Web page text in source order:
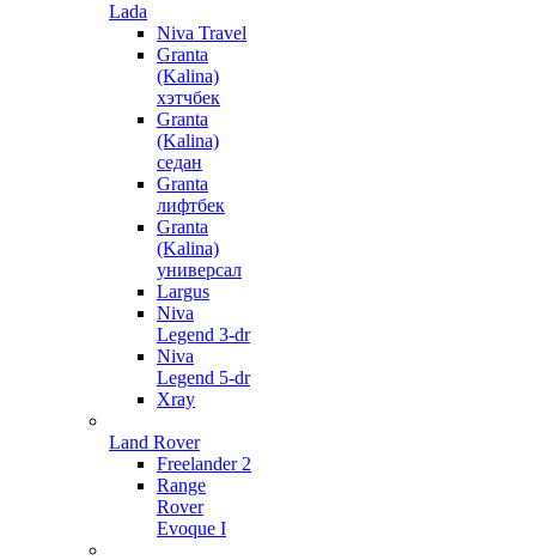
Lada
Niva Travel
Granta
(Kalina)
хэтчбек
Granta
(Kalina)
седан
Granta
лифтбек
Granta
(Kalina)
универсал
Largus
Niva
Legend 3-dr
Niva
Legend 5-dr
Xray
Land Rover
Freelander 2
Range
Rover
Evoque I